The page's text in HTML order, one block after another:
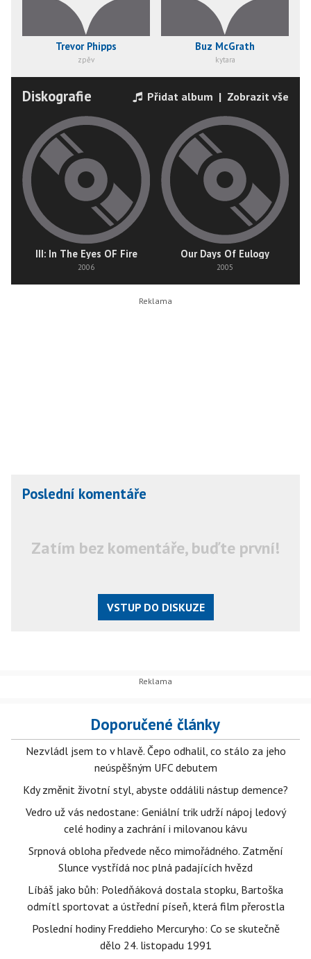
Trevor Phipps
zpěv
Buz McGrath
kytara
Diskografie Přidat album | Zobrazit vše
III: In The Eyes OF Fire
2006
Our Days Of Eulogy
2005
Poslední komentáře
Zatím bez komentáře, buďte první!
VSTUP DO DISKUZE
Doporučené články
Nezvládl jsem to v hlavě. Čepo odhalil, co stálo za jeho
neúspěšným UFC debutem
Kdy změnit životní styl, abyste oddálili nástup demence?
Vedro už vás nedostane: Geniální trik udrží nápoj ledový
celé hodiny a zachrání i milovanou kávu
Srpnová obloha předvede něco mimořádného. Zatmění
Slunce vystřídá noc plná padajících hvězd
Líbáš jako bůh: Poledňáková dostala stopku, Bartoška
odmítl sportovat a ústřední píseň, která film přerostla
Poslední hodiny Freddieho Mercuryho: Co se skutečně
dělo 24. listopadu 1991